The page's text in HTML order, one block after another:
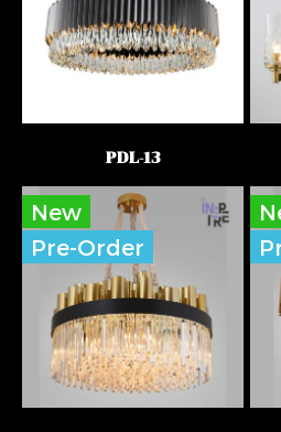
PDL-13
New
Pre-Order